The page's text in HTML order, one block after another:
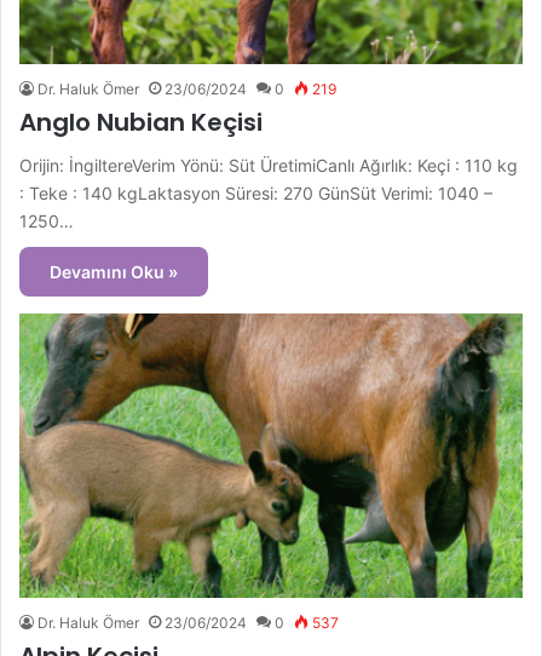
Dr. Haluk Ömer 23/06/2024 0 219
Anglo Nubian Keçisi
Orijin: İngiltereVerim Yönü: Süt ÜretimiCanlı Ağırlık: Keçi : 110 kg
: Teke : 140 kgLaktasyon Süresi: 270 GünSüt Verimi: 1040 –
1250…
Devamını Oku »
Dr. Haluk Ömer 23/06/2024 0 537